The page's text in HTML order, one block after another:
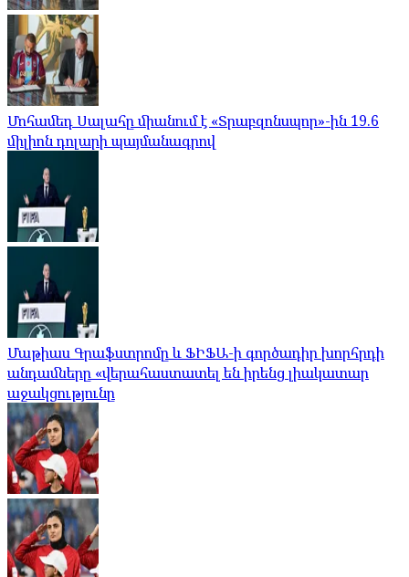
Մոհամեդ Սալահը միանում է «Տրաբզոնսպոր»-ին 19.6
միլիոն դոլարի պայմանագրով
Մաթիաս Գրաֆստրոմը և ՖԻՖԱ-ի գործադիր խորհրդի
անդամները «վերահաստատել են իրենց լիակատար
աջակցությունը